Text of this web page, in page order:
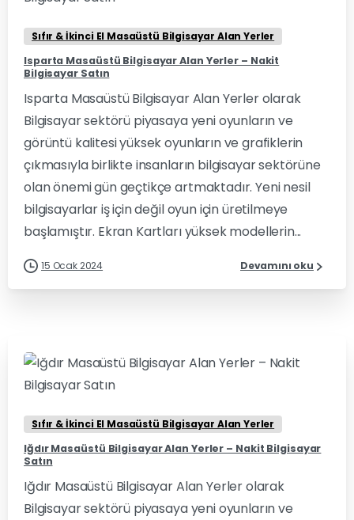
Sıfır & İkinci El Masaüstü Bilgisayar Alan Yerler
Isparta Masaüstü Bilgisayar Alan Yerler – Nakit
Bilgisayar Satın
Isparta Masaüstü Bilgisayar Alan Yerler olarak
Bilgisayar sektörü piyasaya yeni oyunların ve
görüntü kalitesi yüksek oyunların ve grafiklerin
çıkmasıyla birlikte insanların bilgisayar sektörüne
olan önemi gün geçtikçe artmaktadır. Yeni nesil
bilgisayarlar iş için değil oyun için üretilmeye
başlamıştır. Ekran Kartları yüksek modellerin...
15 Ocak 2024 Devamını oku
0 0
Sıfır & İkinci El Masaüstü Bilgisayar Alan Yerler
Iğdır Masaüstü Bilgisayar Alan Yerler – Nakit Bilgisayar
Satın
Iğdır Masaüstü Bilgisayar Alan Yerler olarak
Bilgisayar sektörü piyasaya yeni oyunların ve